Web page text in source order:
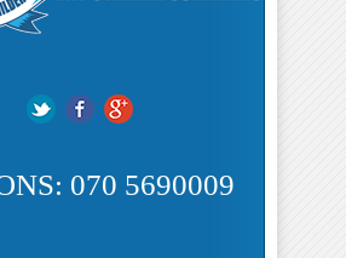
070 5690009